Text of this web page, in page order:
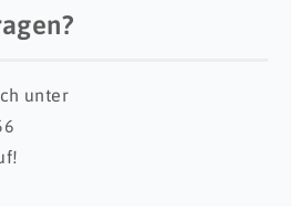
unter